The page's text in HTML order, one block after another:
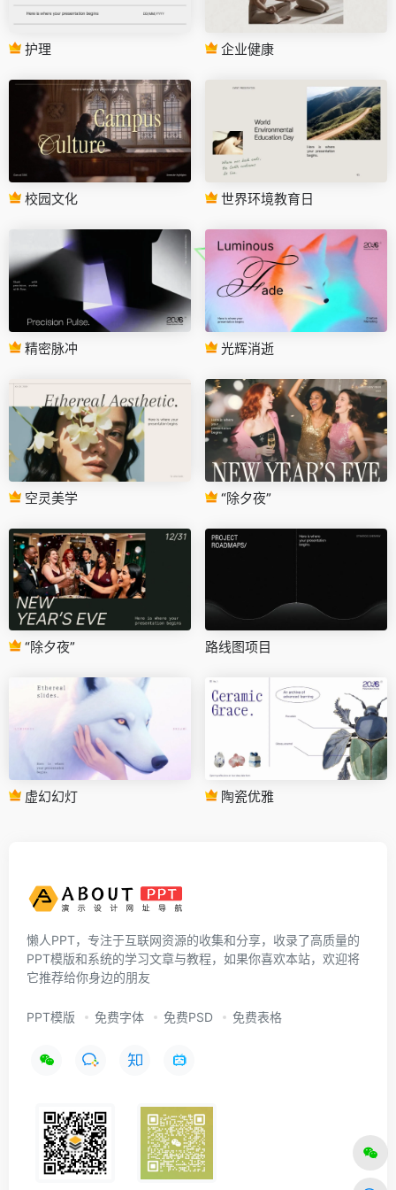
护理 企业健康
校园文化 世界环境教育日
精密脉冲 光辉消逝
空灵美学 “除夕夜”
“除夕夜” 路线图项目
虚幻幻灯 陶瓷优雅
懒人PPT，专注于互联网资源的收集和分享，收录了高质量的
PPT模版和系统的学习文章与教程，如果你喜欢本站，欢迎将
它推荐给你身边的朋友
PPT模版 免费字体 免费PSD 免费表格